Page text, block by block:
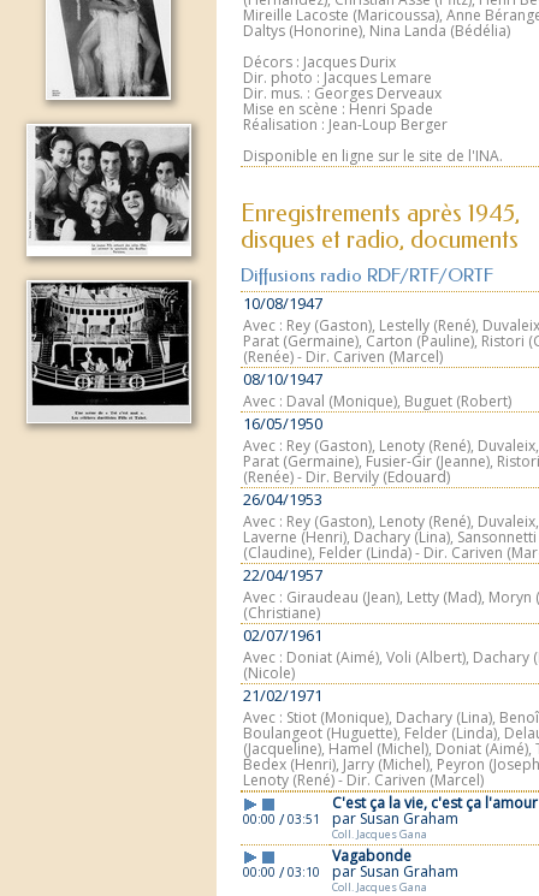
Mireille Lacoste (Maricoussa), Anne
Daltys (Honorine), Nina Landa (Bédélia)
Décors : Jacques Durix
Dir. photo : Jacques Lemare
Dir. mus. : Georges Derveaux
Mise en scène : Henri Spade
Réalisation : Jean-Loup Berger
Disponible en ligne sur le site de l'INA.
Enregistrements après 1945,
disques et radio, documents
Diffusions radio RDF/RTF/ORTF
10/08/1947
Avec : Rey (Gaston), Lestelly (René),
Parat (Germaine), Carton (Pauline), Ristori
(Renée) - Dir. Cariven (Marcel)
08/10/1947
Avec : Daval (Monique), Buguet (Robert)
16/05/1950
Avec : Rey (Gaston), Lenoty (René),
Parat (Germaine), Fusier-Gir (Jeanne),
(Renée) - Dir. Bervily (Edouard)
26/04/1953
Avec : Rey (Gaston), Lenoty (René),
Laverne (Henri), Dachary (Lina),
(Claudine), Felder (Linda) - Dir. Cariven
22/04/1957
Avec : Giraudeau (Jean), Letty (Mad),
(Christiane)
02/07/1961
Avec : Doniat (Aimé), Voli (Albert), Dachary
(Nicole)
21/02/1971
Avec : Stiot (Monique), Dachary (Lina),
Boulangeot (Huguette), Felder (Linda),
(Jacqueline), Hamel (Michel), Doniat
Bedex (Henri), Jarry (Michel), Peyron
Lenoty (René) - Dir. Cariven (Marcel)
00:00 /03:51
C'est ça la vie, c'est ça l'amour
par Susan Graham
Coll. Jacques Gana
00:00 /03:10
Vagabonde
par Susan Graham
Coll. Jacques Gana